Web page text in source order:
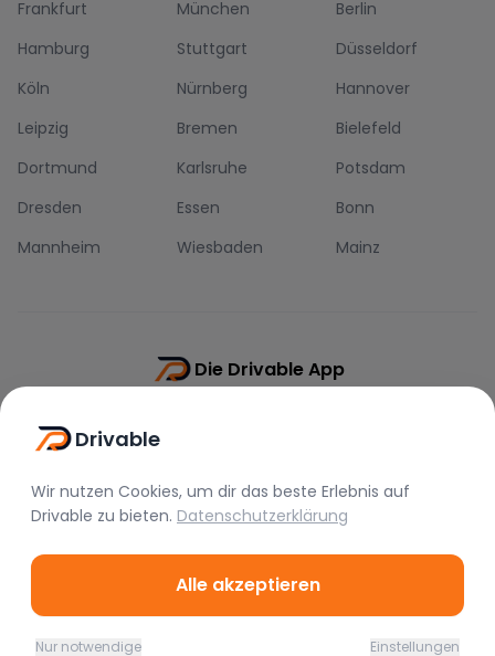
Frankfurt München
Berlin
Hamburg
Stuttgart
Düsseldorf
Köln
Nürnberg
Hannover
Leipzig
Bremen
Bielefeld
Dortmund
Karlsruhe
Potsdam
Dresden
Essen
Bonn
Mannheim
Wiesbaden Mainz
Die Drivable App
©2026Drivable.Alle Rechte vorbehalten.
Drivable
Wir nutzen Cookies, um dir das beste Erlebnis auf
Drivable zu bieten. Datenschutzerklärung
Alle akzeptieren
Nur notwendige Einstellungen